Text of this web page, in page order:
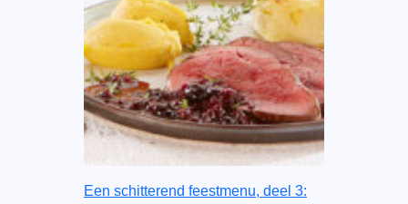
Een schitterend feestmenu, deel 3: